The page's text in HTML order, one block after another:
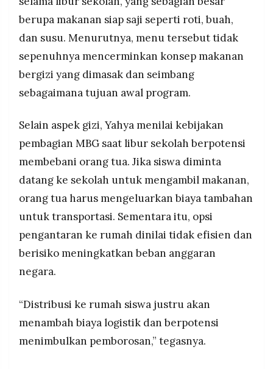
berupa makanan siap saji seperti roti, buah,
dan susu. Menurutnya, menu tersebut tidak
sepenuhnya mencerminkan konsep makanan
bergizi yang dimasak dan seimbang
sebagaimana tujuan awal program.
Selain aspek gizi, Yahya menilai kebijakan
pembagian MBG saat libur sekolah berpotensi
membebani orang tua. Jika siswa diminta
datang ke sekolah untuk mengambil makanan,
orang tua harus mengeluarkan biaya tambahan
untuk transportasi. Sementara itu, opsi
pengantaran ke rumah dinilai tidak efisien dan
berisiko meningkatkan beban anggaran
negara.
“Distribusi ke rumah siswa justru akan
menambah biaya logistik dan berpotensi
menimbulkan pemborosan,” tegasnya.